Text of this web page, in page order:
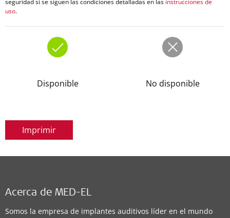
seguridad si se siguen las condiciones detalladas en las instrucciones de
uso.
Disponible No disponible
Imprimir
Acerca de MED-EL
Somos la empresa de implantes auditivos líder en el mundo